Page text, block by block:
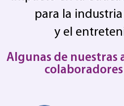
para la
y el
Algunas de nuestras